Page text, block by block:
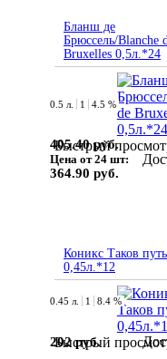
Бланш де
Брюссель/Blanche
Bruxelles 0,5л.*24
Быстрый
0.5 л. 1 4.5 %
405.40 руб.
Цена от 24 шт:
364.90 руб.
Коникс Таков путь
0,45л.*12
Быстрый
0.45 л. 1 8.4 %
202 руб.